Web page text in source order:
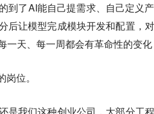
到了AI能自己提需求、自己定义
后让模型完成模块开发和配置，
天、每一周都会有革命性的变化
位。